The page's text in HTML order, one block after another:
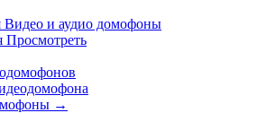
Видео и аудио домофоны
Просмотреть
→